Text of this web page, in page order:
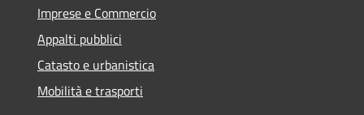
Imprese e Commercio
Appalti pubblici
Catasto e urbanistica
Mobilità e trasporti